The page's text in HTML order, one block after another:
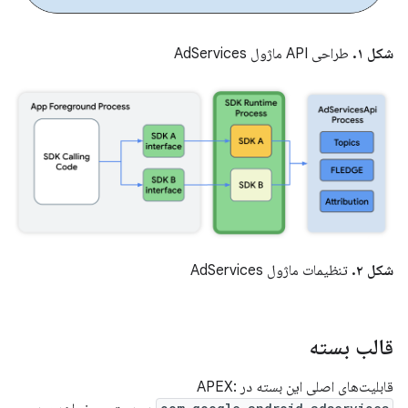
شکل ۱. طراحی API ماژول AdServices
شکل ۲. تنظیمات ماژول AdServices
قالب بسته
قابلیت‌های اصلی این بسته در APEX: